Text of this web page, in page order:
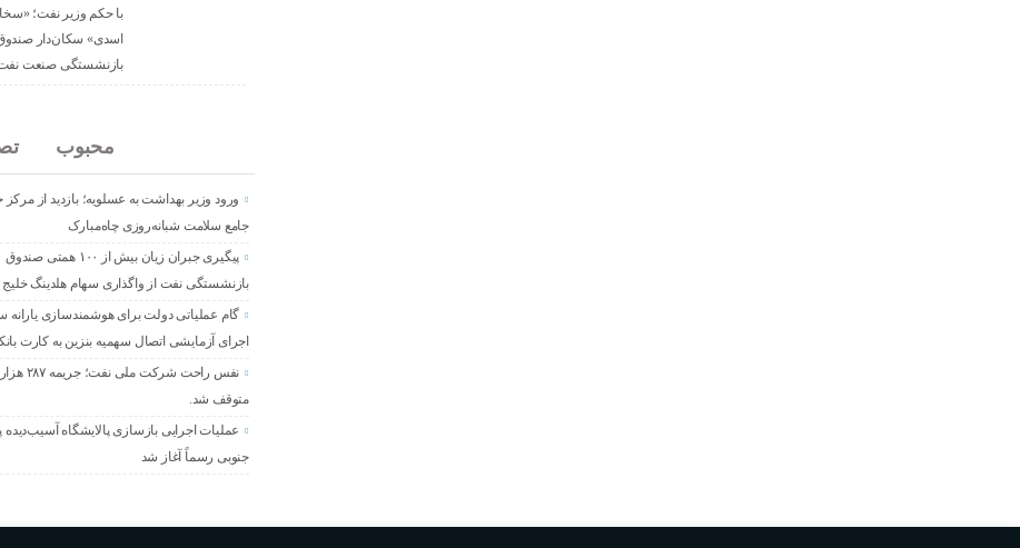
با حکم وزیر نفت؛
اسدی» سکان‌دار
بازنشستگی صنعت
محبوب
ورود وزیر بهداشت به عسلویه؛ بازدید از
جامع سلامت شبانه‌روزی چاه‌مبارک
پیگیری جبران زیان بیش از ۱۰۰ همتی صندوق
بازنشستگی نفت از واگذاری سهام هلدینگ
گام عملیاتی دولت برای هوشمندسازی
اجرای آزمایشی اتصال سهمیه بنزین به کارت
نفس راحت شرکت
متوقف شد.
عملیات اجرایی بازسازی پالایشگاه
جنوبی رسماً آغاز شد